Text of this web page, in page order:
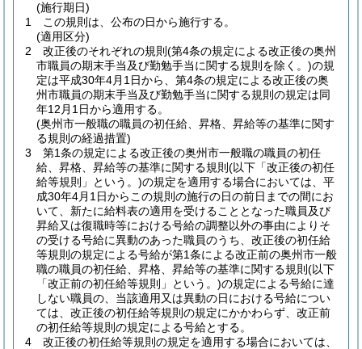
(施行期日)
1
この規則は、公布の日から施行する。
(適用区分)
2
改正後のそれぞれの規則 (第4条の規定による改正後の奥州
市職員の期末手当及び勤勉手当に関する規則を除く。)の規
定は平成30年4月1日から、第4条の規定による改正後の奥
州市職員の期末手当及び勤勉手当に関する規則の規定は同
年12月1日から適用する。
(奥州市一般職の職員の初任給、昇格、昇給等の基準に関す
る規則の経過措置)
3
第1条の規定による改正後の奥州市一般職の職員の初任
給、昇格、昇給等の基準に関する規則 (以下「改正後の初任
給等規則」という。)の規定を適用する場合においては、平
成30年4月1日からこの規則の施行の日の前日までの間にお
いて、新たに給料表の適用を受けることとなった職員及び
昇給又は復職時等における号給の調整以外の事由によりそ
の受ける号給に異動のあった職員のうち、改正後の初任給
等規則の規定による号給が第1条による改正前の奥州市一般
職の職員の初任給、昇格、昇給等の基準に関する規則 (以下
「改正前の初任給等規則」という。)の規定による号給に達
しない職員の、当該適用又は異動の日における号給につい
ては、改正後の初任給等規則の規定にかかわらず、改正前
の初任給等規則の規定による号給とする。
4
改正後の初任給等規則の規定を適用する場合においては、